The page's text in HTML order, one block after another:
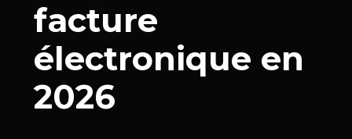
facture
électronique en
2026